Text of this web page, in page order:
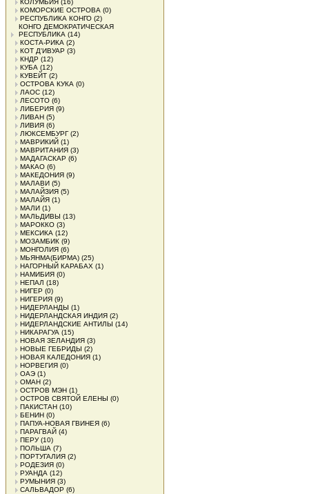
КОЛУМБИЯ (16)
КОМОРСКИЕ ОСТРОВА (0)
РЕСПУБЛИКА КОНГО (2)
КОНГО ДЕМОКРАТИЧЕСКАЯ
РЕСПУБЛИКА (14)
КОСТА-РИКА (2)
КОТ Д'ИВУАР (3)
КНДР (12)
КУБА (12)
КУВЕЙТ (2)
ОСТРОВА КУКА (0)
ЛАОС (12)
ЛЕСОТО (6)
ЛИБЕРИЯ (9)
ЛИВАН (5)
ЛИВИЯ (6)
ЛЮКСЕМБУРГ(2)
МАВРИКИЙ (1)
МАВРИТАНИЯ (3)
МАДАГАСКАР (6)
МАКАО (6)
МАКЕДОНИЯ (9)
МАЛАВИ (5)
МАЛАЙЗИЯ (5)
МАЛАЙЯ (1)
МАЛИ (1)
МАЛЬДИВЫ (13)
МАРОККО (3)
МЕКСИКА (12)
МОЗАМБИК (9)
МОНГОЛИЯ (6)
МЬЯНМА(БИРМА) (25)
НАГОРНЫЙ КАРАБАХ (1)
НАМИБИЯ (0)
НЕПАЛ (18)
НИГЕР (0)
НИГЕРИЯ (9)
НИДЕРЛАНДЫ (1)
НИДЕРЛАНДСКАЯ ИНДИЯ (2)
НИДЕРЛАНДСКИЕ АНТИЛЫ (14)
НИКАРАГУА (15)
НОВАЯ ЗЕЛАНДИЯ (3)
НОВЫЕ ГЕБРИДЫ (2)
НОВАЯ КАЛЕДОНИЯ (1)
НОРВЕГИЯ (0)
ОАЭ (1)
ОМАН (2)
ОСТРОВ МЭН (1)
ОСТРОВ СВЯТОЙ ЕЛЕНЫ (0)
ПАКИСТАН (10)
БЕНИН (0)
ПАПУА-НОВАЯ ГВИНЕЯ (6)
ПАРАГВАЙ (4)
ПЕРУ(10)
ПОЛЬША (7)
ПОРТУГАЛИЯ (2)
РОДЕЗИЯ (0)
РУАНДА (12)
РУМЫНИЯ (3)
САЛЬВАДОР (6)